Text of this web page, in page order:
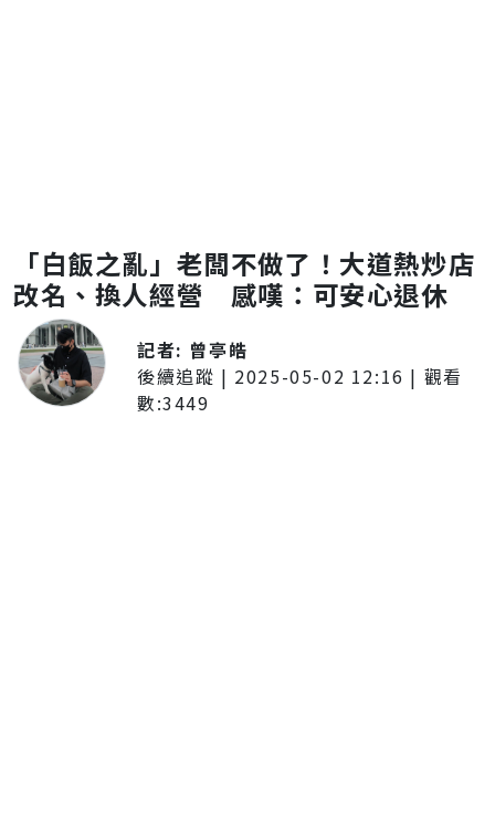
「白飯之亂」老闆不做了！大道熱炒店
改名、換人經營 感嘆：可安心退休
記者: 曾亭皓
後續追蹤 | 2025-05-02 12:16 | 觀看
數:3449